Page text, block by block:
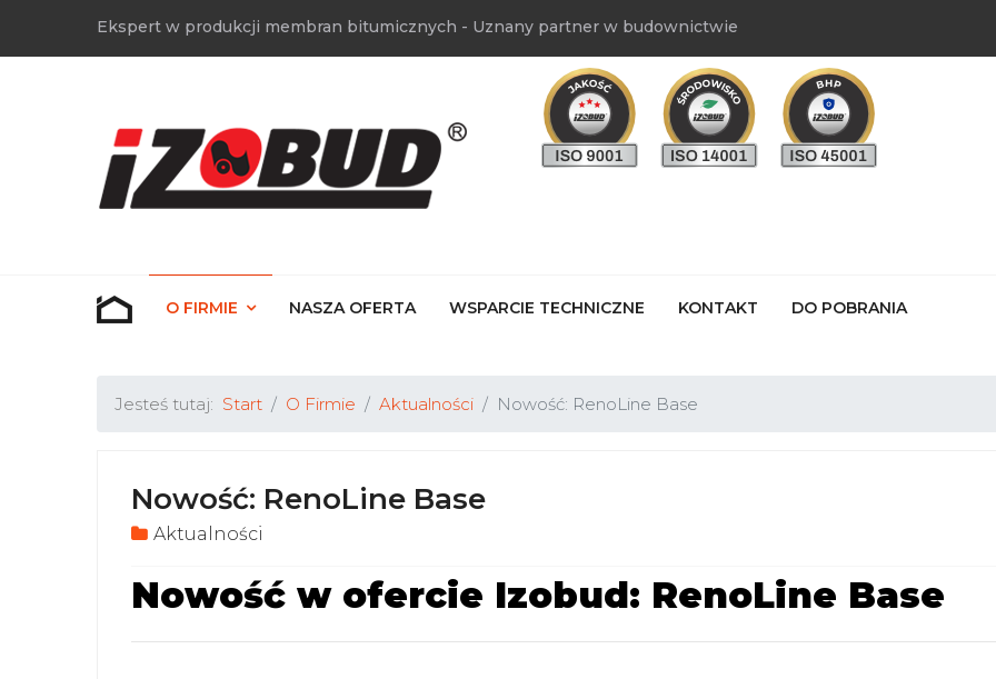
Ekspert w produkcji membran bitumicznych - Uznany partner w budownictwie
O FIRMIE NASZA OFERTA WSPARCIE TECHNICZNE KONTAKT DO POBRANIA
Jesteś tutaj: Start O Firmie Aktualności Nowość: RenoLine Base
Nowość: RenoLine Base
Aktualności
Nowość w ofercie Izobud: RenoLine Base